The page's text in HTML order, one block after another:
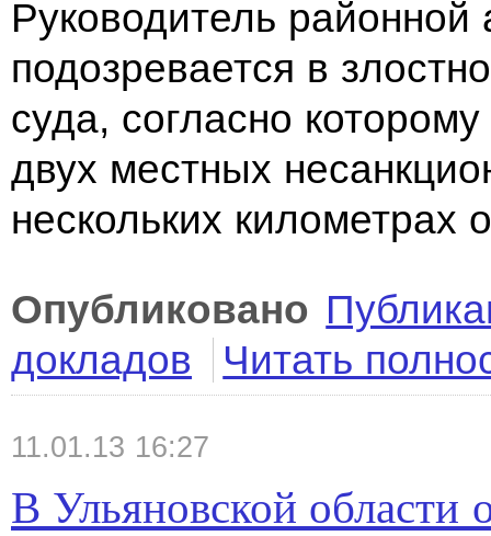
Руководитель
подозревается в
суда, согласно
двух местных
нескольких километрах
Опубликовано
докладов
Читать
11.01.13 16:27
В Ульяновской области